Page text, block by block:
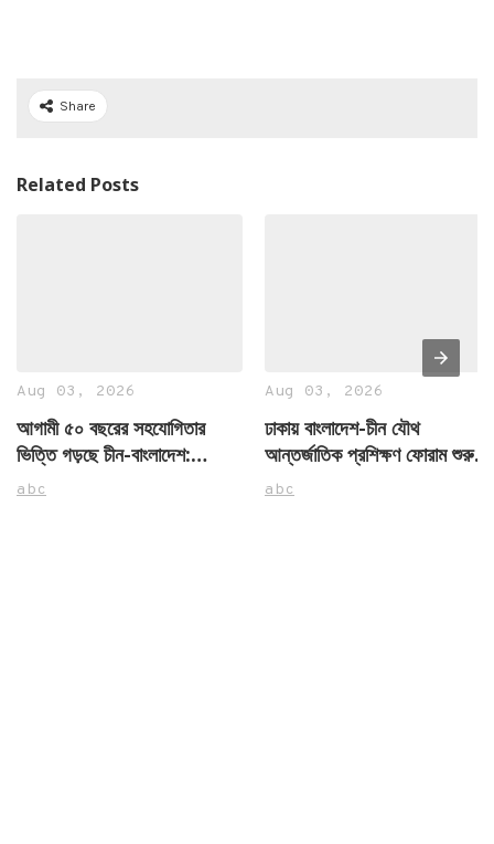
Share
Related Posts
Aug 03, 2026
আগামী ৫০ বছরের সহযোগিতার
ভিত্তি গড়ছে চীন-বাংলাদেশ:
রাষ্ট্রদূত ইয়াও ওয়েন
abc
Aug 03, 2026
ঢাকায় বাংলাদেশ-চীন যৌথ
আন্তর্জাতিক প্রশিক্ষণ ফোরাম শুরু,
এমওইউ স্বাক্ষর
abc